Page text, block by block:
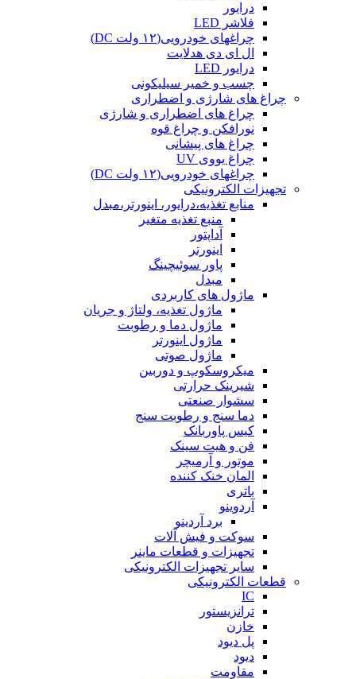
درایور
فلاشر LED
چراغهای خودرویی(۱۲ ولت DC)
ال ای دی هدلایت
درایور LED
چسب و خمیر سیلیکونی
چراغ های شارژی و اضطراری
چراغ های اضطراری و شارژی
نورافکن و چراغ قوه
چراغ های پیشانی
چراغ یووی UV
چراغهای خودرویی(۱۲ ولت DC)
تجهیزات الکترونیکی
منابع تغذیه،درایور، اینورتر،مبدل
منبع تغذیه متغیر
آداپتور
اینورتر
پاور سوئیچینگ
مبدل
ماژول های کاربردی
ماژول تغذیه، ولتاژ و جریان
ماژول دما و رطوبت
ماژول اینورتر
ماژول صوتی
میکروسکوپ و دوربین
شیرینک حرارتی
سشوار صنعتی
دما سنج و رطوبت سنج
کیس پاوربانک
فن و هیت سینک
موتور و آرمیچر
المان خنک کننده
باتری
آردوینو
برد آردینو
سوکت و فیش آلات
تجهیزات و قطعات ماینر
سایر تجهیزات الکترونیکی
قطعات الکترونیکی
IC
ترانزیستور
خازن
پل دیود
دیود
مقاومت